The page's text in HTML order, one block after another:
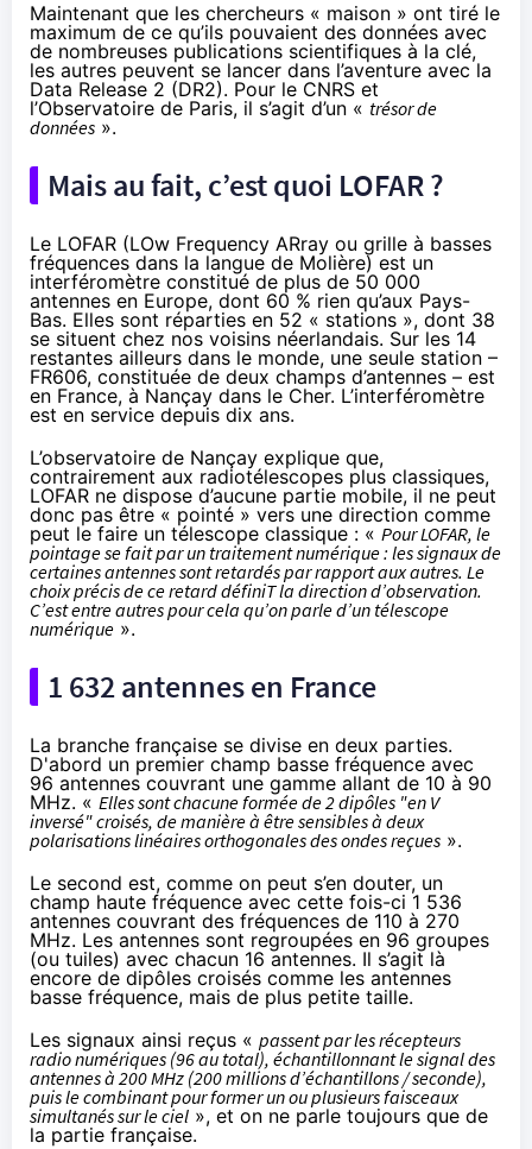
Maintenant que les chercheurs « maison » ont tiré le
maximum de ce qu’ils pouvaient des données avec
de nombreuses publications scientifiques à la clé,
les autres peuvent se lancer dans l’aventure avec la
Data Release 2 (DR2). Pour le CNRS et
l’Observatoire de Paris, il s’agit d’un « trésor de
données ».
Mais au fait, c’est quoi LOFAR ?
Le LOFAR (LOw Frequency ARray ou grille à basses
fréquences dans la langue de Molière) est un
interféromètre constitué de plus de 50 000
antennes en Europe, dont 60 % rien qu’aux Pays-
Bas. Elles sont réparties en 52 « stations », dont 38
se situent chez nos voisins néerlandais. Sur les 14
restantes ailleurs dans le monde, une seule station –
FR606, constituée de deux champs d’antennes – est
en France, à Nançay dans le Cher. L’interféromètre
est en service depuis dix ans.
L’observatoire de Nançay explique que,
contrairement aux radiotélescopes plus classiques,
LOFAR ne dispose d’aucune partie mobile, il ne peut
donc pas être « pointé » vers une direction comme
peut le faire un télescope classique : « Pour LOFAR, le
pointage se fait par un traitement numérique : les signaux de
certaines antennes sont retardés par rapport aux autres. Le
choix précis de ce retard définiT la direction d’observation.
C’est entre autres pour cela qu’on parle d’un télescope
numérique ».
1 632 antennes en France
La branche française se divise en deux parties.
D'abord un premier champ basse fréquence avec
96 antennes couvrant une gamme allant de 10 à 90
MHz. « Elles sont chacune formée de 2 dipôles "en V
inversé" croisés, de manière à être sensibles à deux
polarisations linéaires orthogonales des ondes reçues ».
Le second est, comme on peut s’en douter, un
champ haute fréquence avec cette fois-ci 1 536
antennes couvrant des fréquences de 110 à 270
MHz. Les antennes sont regroupées en 96 groupes
(ou tuiles) avec chacun 16 antennes. Il s’agit là
encore de dipôles croisés comme les antennes
basse fréquence, mais de plus petite taille.
Les signaux ainsi reçus « passent par les récepteurs
radio numériques (96 au total), échantillonnant le signal des
antennes à 200 MHz (200 millions d’échantillons / seconde),
puis le combinant pour former un ou plusieurs faisceaux
simultanés sur le ciel », et on ne parle toujours que de
la partie française.